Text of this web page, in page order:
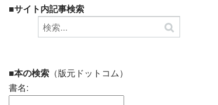
■サイト内記事検索
■本の検索 （版元ドットコム）
書名: